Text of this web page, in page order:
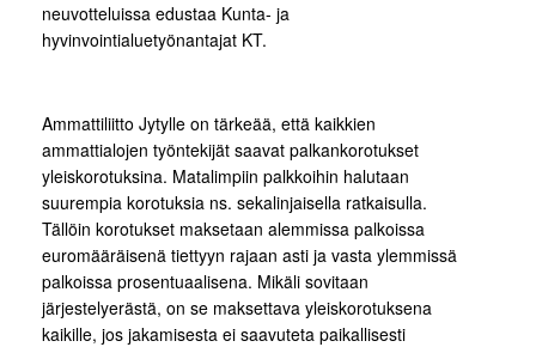
neuvotteluissa edustaa Kunta- ja
hyvinvointialuetyönantajat KT.
Ammattiliitto Jytylle on tärkeää, että kaikkien
ammattialojen työntekijät saavat palkankorotukset
yleiskorotuksina. Matalimpiin palkkoihin halutaan
suurempia korotuksia ns. sekalinjaisella ratkaisulla.
Tällöin korotukset maksetaan alemmissa palkoissa
euromääräisenä tiettyyn rajaan asti ja vasta ylemmissä
palkoissa prosentuaalisena. Mikäli sovitaan
järjestelyerästä, on se maksettava yleiskorotuksena
kaikille, jos jakamisesta ei saavuteta paikallisesti